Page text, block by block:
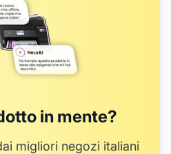
in mente?
migliori negozi italiani